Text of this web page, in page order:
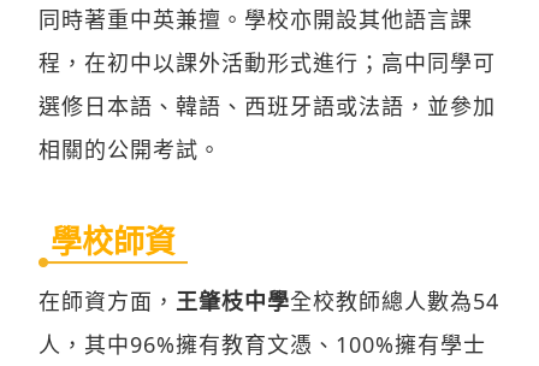
同時著重中英兼擅。學校亦開設其他語言課
程，在初中以課外活動形式進行；高中同學可
選修日本語、韓語、西班牙語或法語，並參加
相關的公開考試。
學校師資
在師資方面， 王肇枝中學全校教師總人數為54
人，其中96%擁有教育文憑、100%擁有學士